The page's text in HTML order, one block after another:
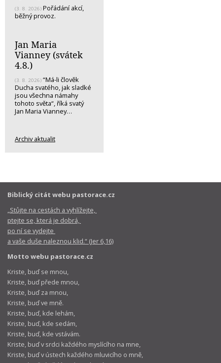
(3. 8. 2026) Pořádání akcí,
běžný provoz.
Jan Maria
Vianney (svátek
4.8.)
(3. 8. 2026) “Má-li člověk
Ducha svatého, jak sladké
jsou všechna námahy
tohoto světa“, říká svatý
Jan Maria Vianney…
Archiv aktualit
Biblický citát webu pastorace.cz
„Stůjte na cestách a vyhlížejte,
ptejte se, která je dobrá,
po ní se vydejte
a vaše duše naleznou klid.“ (Jer 6,16)
Motto webu pastorace.cz
Kriste, buď se mnou,
Kriste, buď přede mnou,
Kriste, buď za mnou,
Kriste, buď ve mně.
Kriste, buď, kde lehám,
Kriste, buď, kde sedám,
Kriste, buď, kde vstávám.
Kriste, buď v srdci každého myslícího na mne,
Kriste, buď v ústech každého mluvicího o mně,